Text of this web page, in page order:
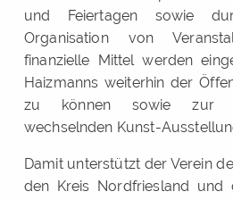
und Feiertagen sowie
Organisation von
finanzielle Mittel werden
Haizmanns weiterhin der
zu können sowie zur
wechselnden Kunst-
Damit unterstützt der Verein
den Kreis Nordfriesland